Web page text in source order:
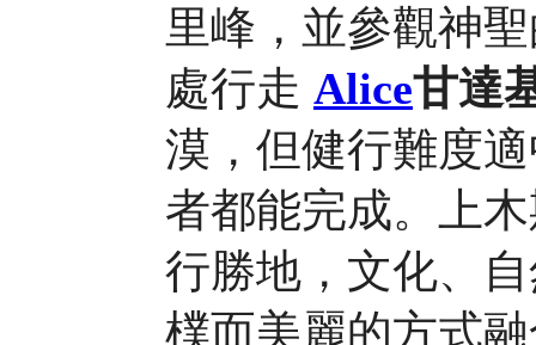
里峰，並參觀神
處行走 Alice甘達
漠，但健行難度
者都能完成。
上
行勝地，文化、
樸而美麗的方式